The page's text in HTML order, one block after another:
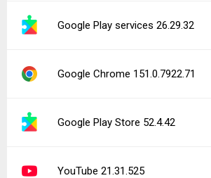
Google Play services 26.29.32
Google Chrome 151.0.7922.71
Google Play Store 52.4.42
YouTube 21.31.525